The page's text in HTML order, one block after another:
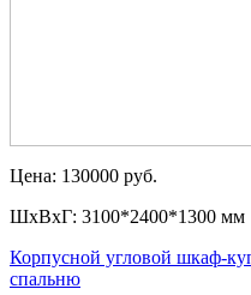
Цена: 130000 руб.
ШxВxГ: 3100*2400*1300 мм
Корпусной угловой шкаф-
спальню